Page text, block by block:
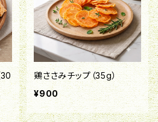
30
鶏ささみチップ（35g）
¥900